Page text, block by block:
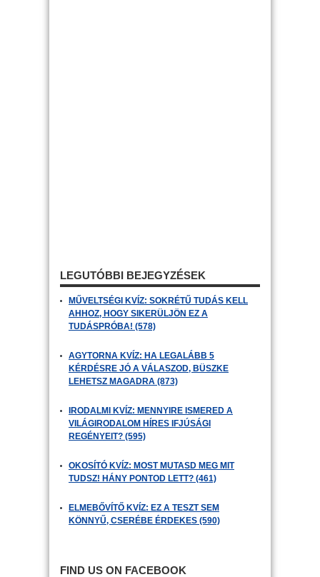
LEGUTÓBBI BEJEGYZÉSEK
MŰVELTSÉGI KVÍZ: SOKRÉTŰ TUDÁS KELL
AHHOZ, HOGY SIKERÜLJÖN EZ A
TUDÁSPRÓBA! (578)
AGYTORNA KVÍZ: HA LEGALÁBB 5
KÉRDÉSRE JÓ A VÁLASZOD, BÜSZKE
LEHETSZ MAGADRA (873)
IRODALMI KVÍZ: MENNYIRE ISMERED A
VILÁGIRODALOM HÍRES IFJÚSÁGI
REGÉNYEIT? (595)
OKOSÍTÓ KVÍZ: MOST MUTASD MEG MIT
TUDSZ! HÁNY PONTOD LETT? (461)
ELMEBŐVÍTŐ KVÍZ: EZ A TESZT SEM
KÖNNYŰ, CSERÉBE ÉRDEKES (590)
FIND US ON FACEBOOK